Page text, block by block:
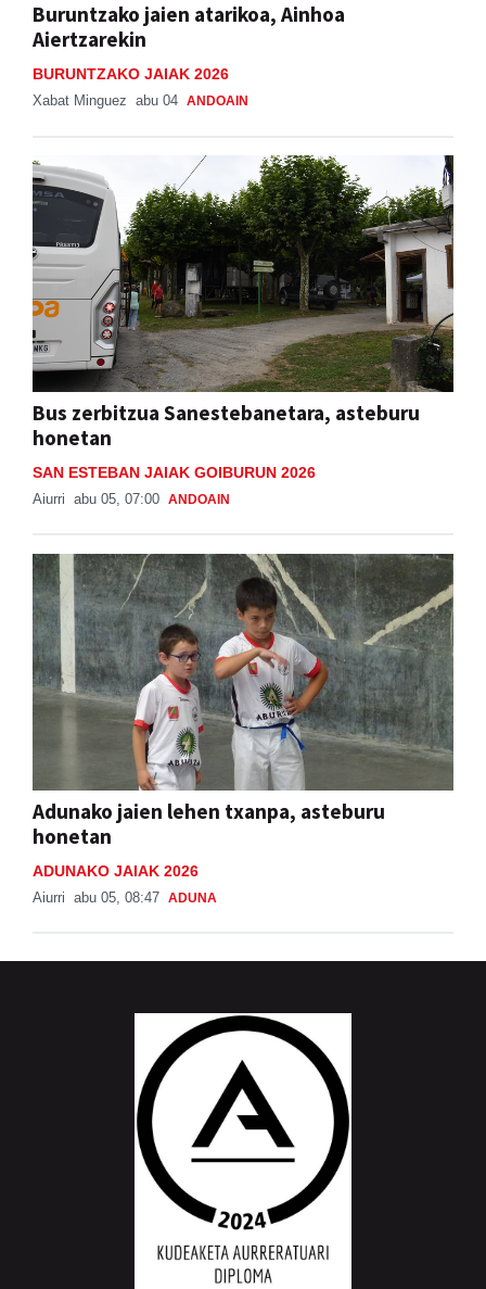
Buruntzako jaien atarikoa, Ainhoa
Aiertzarekin
BURUNTZAKO JAIAK 2026
Xabat Minguez abu 04 ANDOAIN
Bus zerbitzua Sanestebanetara, asteburu
honetan
SAN ESTEBAN JAIAK GOIBURUN 2026
Aiurri abu 05, 07:00 ANDOAIN
Adunako jaien lehen txanpa, asteburu
honetan
ADUNAKO JAIAK 2026
Aiurri abu 05, 08:47 ADUNA